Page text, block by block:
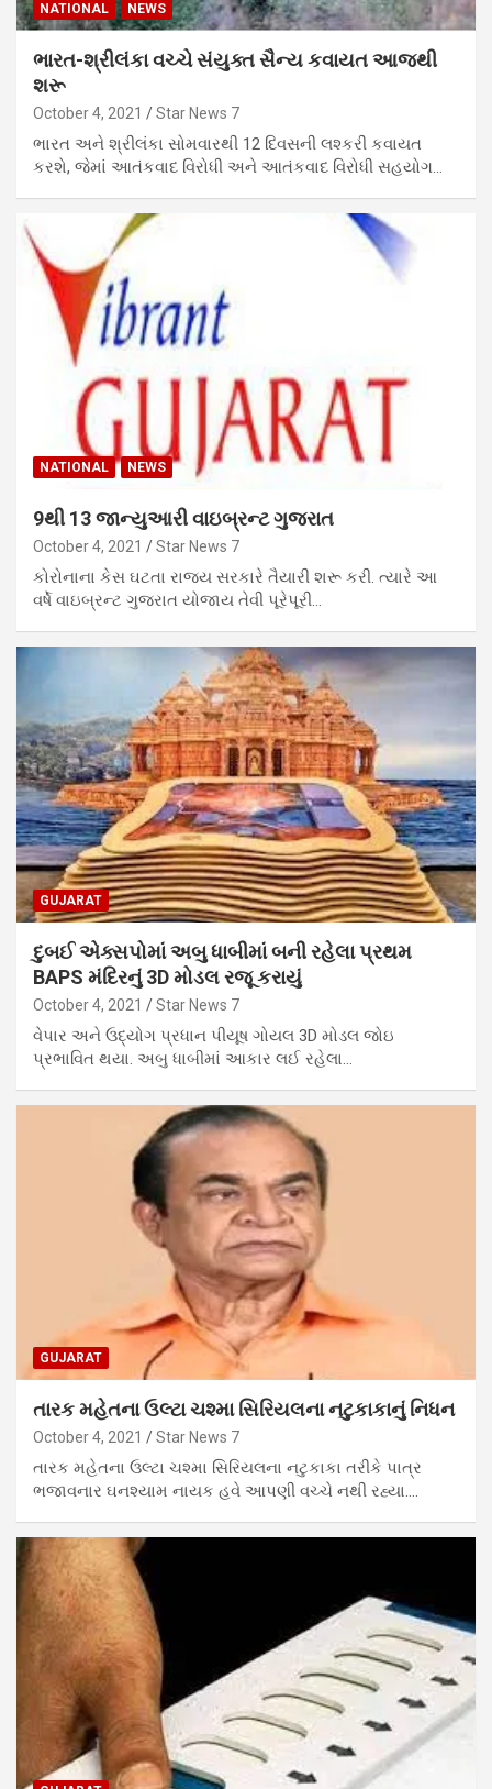
NATIONAL NEWS
ભારત-શ્રીલંકા વચ્ચે સંયુક્ત સૈન્ય કવાયત આજથી
શરૂ
October 4, 2021 Star News 7
ભારત અને શ્રીલંકા સોમવારથી 12 દિવસની લશ્કરી કવાયત
કરશે, જેમાં આતંકવાદ વિરોધી અને આતંકવાદ વિરોધી સહયોગ…
NATIONAL NEWS
9થી 13 જાન્યુઆરી વાઇબ્રન્ટ ગુજરાત
October 4, 2021 Star News 7
કોરોનાના કેસ ઘટતા રાજય સરકારે તૈયારી શરૂ કરી. ત્યારે આ
વર્ષે વાઇબ્રન્ટ ગુજરાત યોજાય તેવી પૂરેપૂરી…
GUJARAT
દુબઈ એક્સપોમાં અબુ ધાબીમાં બની રહેલા પ્રથમ
BAPS મંદિરનું 3D મોડલ રજૂ કરાયું
October 4, 2021 Star News 7
વેપાર અને ઉદ્યોગ પ્રધાન પીયૂષ ગોયલ 3D મોડલ જોઇ
પ્રભાવિત થયા. અબુ ધાબીમાં આકાર લઈ રહેલા…
GUJARAT
તારક મહેતના ઉલ્ટા ચશ્મા સિરિયલના નટુકાકાનું નિધન
October 4, 2021 Star News 7
તારક મહેતના ઉલ્ટા ચશ્મા સિરિયલના નટુકાકા તરીકે પાત્ર
ભજાવનાર ઘનશ્યામ નાયક હવે આપણી વચ્ચે નથી રહ્યા.…